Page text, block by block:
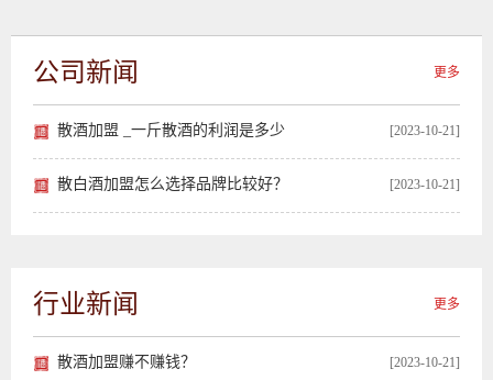
公司新闻 更多
散酒加盟 _一斤散酒的利润是多少 [2023-10-21]
散白酒加盟怎么选择品牌比较好？ [2023-10-21]
行业新闻 更多
散酒加盟赚不赚钱？ [2023-10-21]